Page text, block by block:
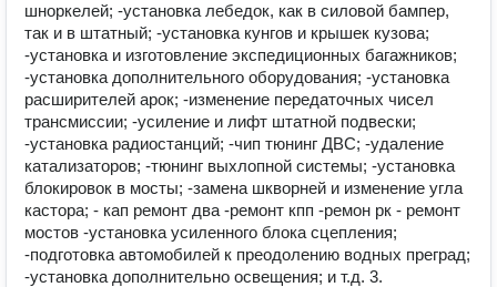
шноркелей; -установка лебедок, как в силовой бампер,
так и в штатный; -установка кунгов и крышек кузова;
-установка и изготовление экспедиционных багажников;
-установка дополнительного оборудования; -установка
расширителей арок; -изменение передаточных чисел
трансмиссии; -усиление и лифт штатной подвески;
-установка радиостанций; -чип тюнинг ДВС; -удаление
катализаторов; -тюнинг выхлопной системы; -установка
блокировок в мосты; -замена шкворней и изменение угла
кастора; - кап ремонт два -ремонт кпп -ремон рк - ремонт
мостов -установка усиленного блока сцепления;
-подготовка автомобилей к преодолению водных преград;
-установка дополнительно освещения; и т.д. 3.